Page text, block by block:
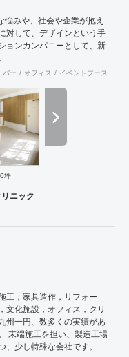
悩みや、社会や企業が抱え
対して、デザインという手
ョンカンパニーとして、新
バー オフィス イベントブース・シ
坪
ニック
工，家具造作，リフォー
文化施設，オフィス，クリ
州一円、数多くの実績があ
末端施工を担い、製造工場
、少し特殊な会社です。